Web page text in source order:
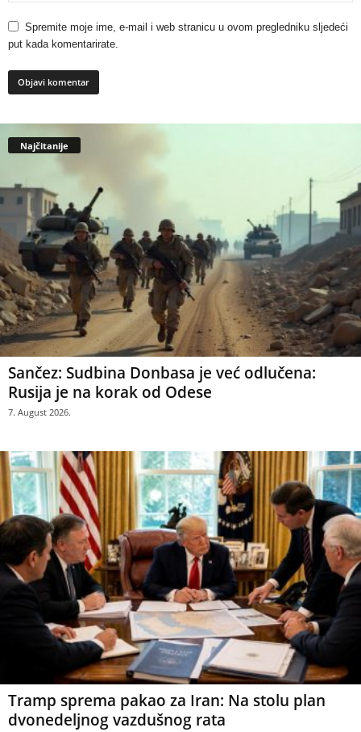
Spremite moje ime, e-mail i web stranicu u ovom pregledniku sljedeći
put kada komentarirate.
Najčitanije
Sančez: Sudbina Donbasa je već odlučena:
Rusija je na korak od Odese
7. August 2026.
Tramp sprema pakao za Iran: Na stolu plan
dvonedeljnog vazdušnog rata